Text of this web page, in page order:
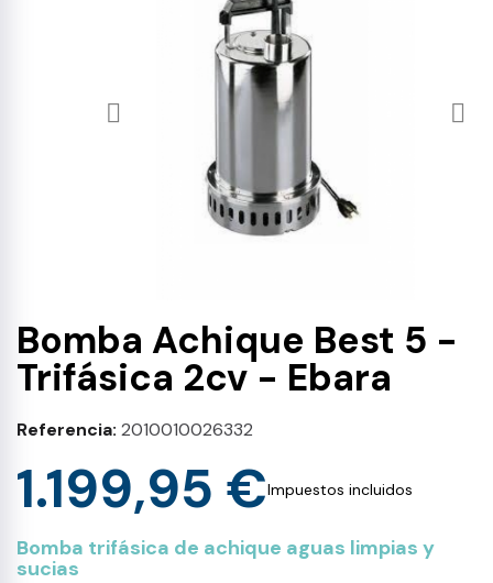
Bomba Achique Best 5 -
Trifásica 2cv - Ebara
Referencia 2010010026332
1.199,95 €Impuestos incluidos
Bomba trifásica de achique aguas limpias y
sucias